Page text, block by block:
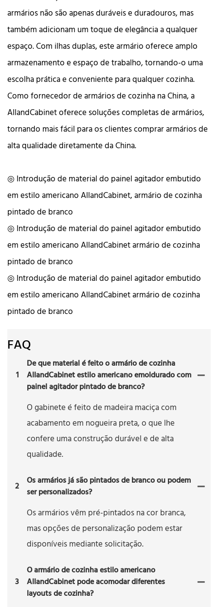
armários não são apenas duráveis ​​e duradouros, mas
também adicionam um toque de elegância a qualquer
espaço. Com ilhas duplas, este armário oferece amplo
armazenamento e espaço de trabalho, tornando-o uma
escolha prática e conveniente para qualquer cozinha.
Como fornecedor de armários de cozinha na China, a
AllandCabinet oferece soluções completas de armários,
tornando mais fácil para os clientes comprar armários de
alta qualidade diretamente da China.
◎ Introdução de material do painel agitador embutido
em estilo americano AllandCabinet, armário de cozinha
pintado de branco
◎ Introdução de material do painel agitador embutido
em estilo americano AllandCabinet armário de cozinha
pintado de branco
◎ Introdução de material do painel agitador embutido
em estilo americano AllandCabinet armário de cozinha
pintado de branco
FAQ
1
De que material é feito o armário de cozinha
AllandCabinet estilo americano emoldurado com
painel agitador pintado de branco?
O gabinete é feito de madeira maciça com
acabamento em nogueira preta, o que lhe
confere uma construção durável e de alta
qualidade.
2
Os armários já são pintados de branco ou podem
ser personalizados?
Os armários vêm pré-pintados na cor branca,
mas opções de personalização podem estar
disponíveis mediante solicitação.
3
O armário de cozinha estilo americano
AllandCabinet pode acomodar diferentes
layouts de cozinha?